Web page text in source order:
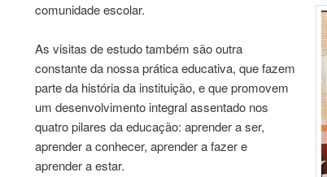
comunidade escolar.
As visitas de estudo também são outra
constante da nossa prática educativa, que fazem
parte da história da instituição, e que promovem
um desenvolvimento integral assentado nos
quatro pilares da educação: aprender a ser,
aprender a conhecer, aprender a fazer e
aprender a estar.